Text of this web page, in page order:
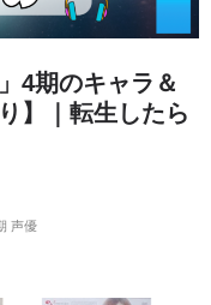
4期のキャラ＆
】｜転生したら
声優